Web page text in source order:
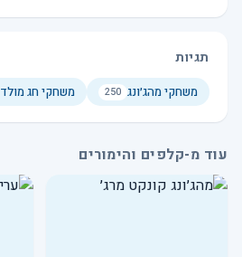
תגיות
משחקי מהג׳ונג 250 משחקי חג מולד
עוד מ-קלפים והימורים